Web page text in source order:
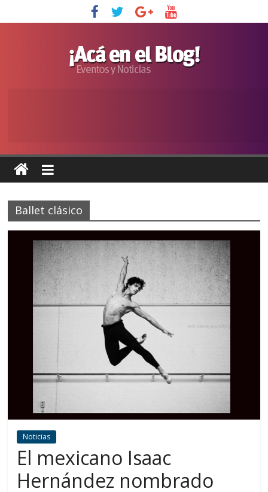
Ballet clásico
Noticias
El mexicano Isaac
Hernández nombrado